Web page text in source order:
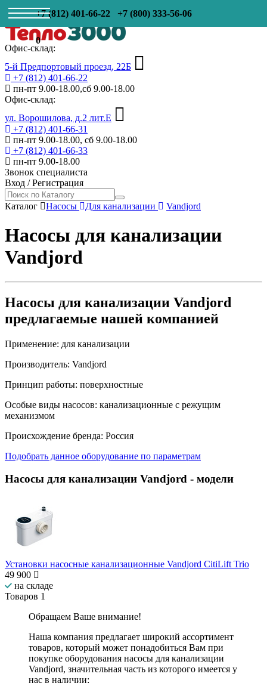
+7 (812) 401-66-22 +7 (800) 333-56-06
0
Офис-склад:
5-й Предпортовый проезд, 22Б
+7 (812) 401-66-22
пн-пт 9.00-18.00,сб 9.00-18.00
Офис-склад:
ул. Ворошилова, д.2 лит.Е
+7 (812) 401-66-31
пн-пт 9.00-18.00, сб 9.00-18.00
+7 (812) 401-66-33
пн-пт 9.00-18.00
Звонок специалиста
Вход /Регистрация
Каталог Насосы Для канализации Vandjord
Насосы для канализации
Vandjord
Насосы для канализации Vandjord
предлагаемые нашей компанией
Применение: для канализации
Производитель: Vandjord
Принцип работы: поверхностные
Особые виды насосов: канализационные с режущим
механизмом
Происхождение бренда: Россия
Подобрать данное оборудование по параметрам
Насосы для канализации Vandjord - модели
Установки насосные канализационные Vandjord CitiLift Trio
49 900
на складе
Товаров 1
Обращаем Ваше внимание!
Наша компания предлагает широкий ассортимент
товаров, который может понадобиться Вам при
покупке оборудования насосы для канализации
Vandjord, значительная часть из которого имеется у
нас в наличии: